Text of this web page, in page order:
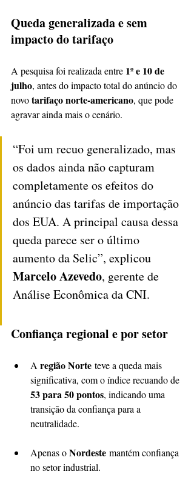
Queda generalizada e sem
impacto do tarifaço
A pesquisa foi realizada entre 1º e 10 de
julho, antes do impacto total do anúncio do
novo tarifaço norte-americano, que pode
agravar ainda mais o cenário.
“Foi um recuo generalizado, mas
os dados ainda não capturam
completamente os efeitos do
anúncio das tarifas de importação
dos EUA. A principal causa dessa
queda parece ser o último
aumento da Selic”, explicou
Marcelo Azevedo, gerente de
Análise Econômica da CNI.
Confiança regional e por setor
A região Norte teve a queda mais
significativa, com o índice recuando de
53 para 50 pontos, indicando uma
transição da confiança para a
neutralidade.
Apenas o Nordeste mantém confiança
no setor industrial.